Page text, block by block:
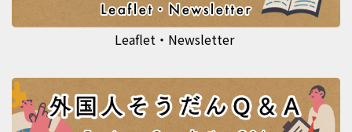
Leaflet・Newsletter